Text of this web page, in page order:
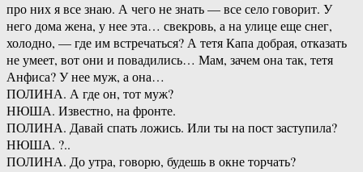
про них я все знаю. А чего не знать — все село говорит. У
него дома жена, у нее эта… свекровь, а на улице еще снег,
холодно, — где им встречаться? А тетя Капа добрая, отказать
не умеет, вот они и повадились… Мам, зачем она так, тетя
Анфиса? У нее муж, а она…
ПОЛИНА. А где он, тот муж?
НЮША. Известно, на фронте.
ПОЛИНА. Давай спать ложись. Или ты на пост заступила?
НЮША. ?..
ПОЛИНА. До утра, говорю, будешь в окне торчать?